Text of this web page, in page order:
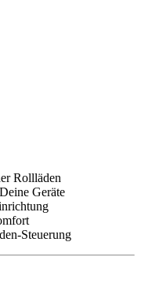
Rollläden
Geräte
Steuerung